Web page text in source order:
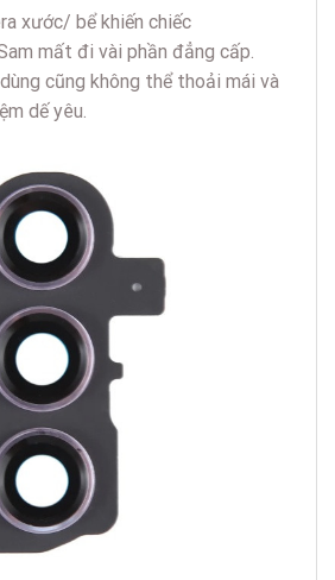
xước/ bể khiến chiếc
mất đi vài phần đẳng cấp.
cũng không thể thoải mái và
dế yêu.